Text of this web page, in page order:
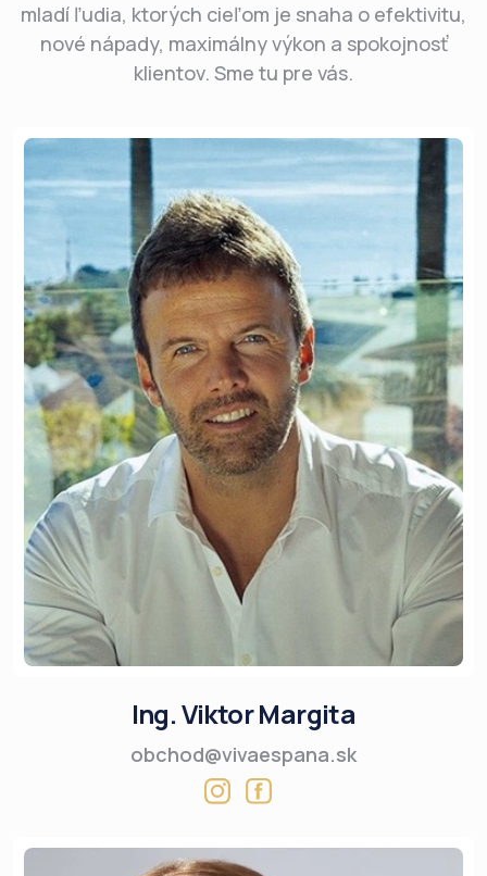
mladí ľudia, ktorých cieľom je snaha o efektivitu,
nové nápady, maximálny výkon a spokojnosť
klientov. Sme tu pre vás.
Ing. Viktor Margita
obchod@vivaespana.sk